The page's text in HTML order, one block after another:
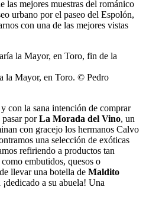
las mejores muestras del románico
urbano por el paseo del Espolón,
con una de las mejores vistas
la Mayor, en Toro. © Pedro
con la sana intención de comprar
porLa Morada del Vino, un
con gracejo los hermanos Calvo
una selección de exóticas
refiriendo a productos tan
embutidos, quesos o
llevar una botella de Maldito
a su abuela! Una